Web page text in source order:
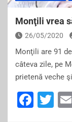
Monţili vrea
26/05/2020
Monţili are 91
câteva zile, pe
prietenă veche
F
T